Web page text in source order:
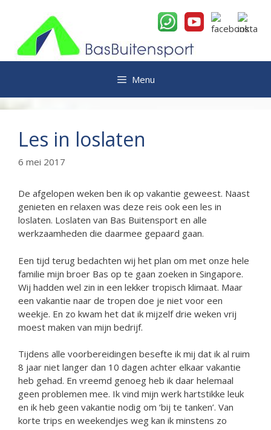
inhoud
Menu
Les in loslaten
6 mei 2017
De afgelopen weken ben ik op vakantie geweest. Naast
genieten en relaxen was deze reis ook een les in
loslaten. Loslaten van Bas Buitensport en alle
werkzaamheden die daarmee gepaard gaan.
Een tijd terug bedachten wij het plan om met onze hele
familie mijn broer Bas op te gaan zoeken in Singapore.
Wij hadden wel zin in een lekker tropisch klimaat. Maar
een vakantie naar de tropen doe je niet voor een
weekje. En zo kwam het dat ik mijzelf drie weken vrij
moest maken van mijn bedrijf.
Tijdens alle voorbereidingen besefte ik mij dat ik al ruim
8 jaar niet langer dan 10 dagen achter elkaar vakantie
heb gehad. En vreemd genoeg heb ik daar helemaal
geen problemen mee. Ik vind mijn werk hartstikke leuk
en ik heb geen vakantie nodig om ‘bij te tanken’. Van
korte trips en weekendjes weg kan ik minstens zo